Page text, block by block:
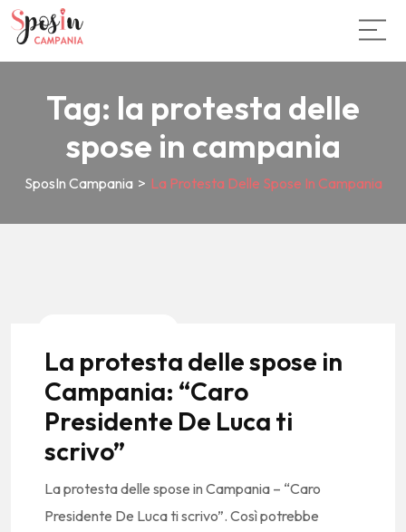
Tag: la protesta delle
spose in campania
SposIn Campania > La Protesta Delle Spose In Campania
La protesta delle spose in
Campania: “Caro
Presidente De Luca ti
scrivo”
La protesta delle spose in Campania – “Caro
Presidente De Luca ti scrivo”. Così potrebbe